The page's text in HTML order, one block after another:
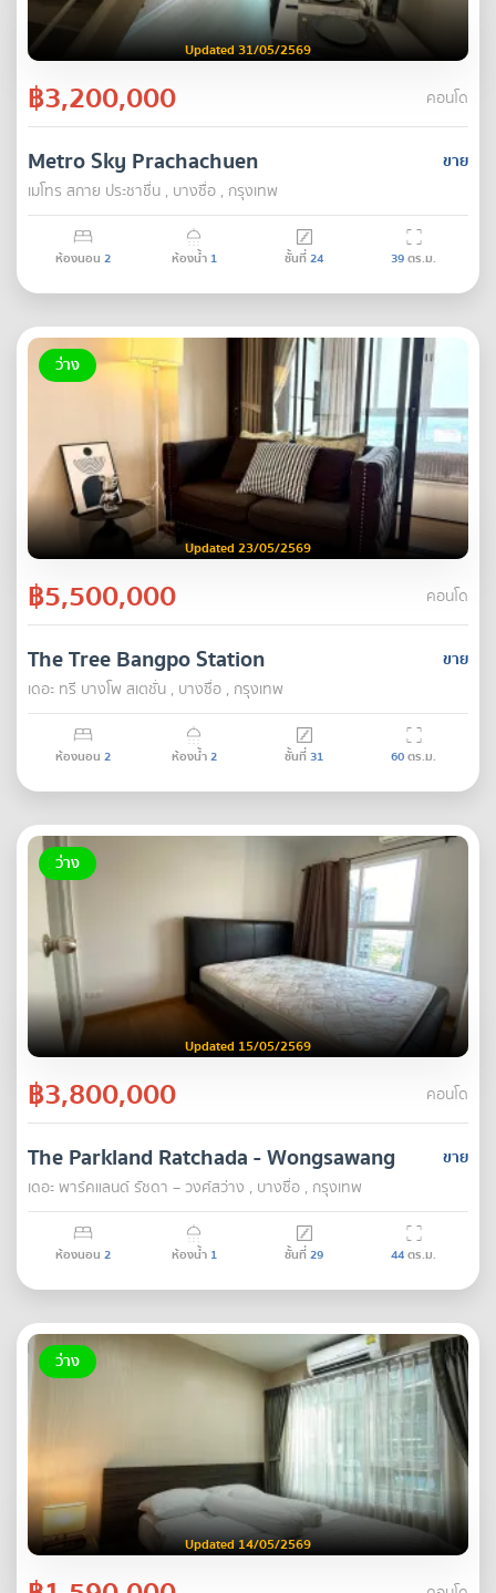
Updated 31/05/2569
฿3,200,000 คอนโด
ขาย
Metro Sky Prachachuen
เมโทร สกาย ประชาชื่น , บางซื่อ , กรุงเทพ
ห้องนอน 2 ห้องน้ำ 1 ชั้นที่24 39ตร.ม.
ว่าง
Updated 23/05/2569
฿5,500,000 คอนโด
ขาย
The Tree Bangpo Station
เดอะ ทรี บางโพ สเตชั่น , บางซื่อ , กรุงเทพ
ห้องนอน 2 ห้องน้ำ2 ชั้นที่31 60ตร.ม.
ว่าง
Updated 15/05/2569
฿3,800,000 คอนโด
ขาย
The Parkland Ratchada - Wongsawang
เดอะ พาร์คแลนด์ รัชดา – วงศ์สว่าง , บางซื่อ , กรุงเทพ
ห้องนอน 2 ห้องน้ำ 1 ชั้นที่29 44ตร.ม.
ว่าง
Updated 14/05/2569